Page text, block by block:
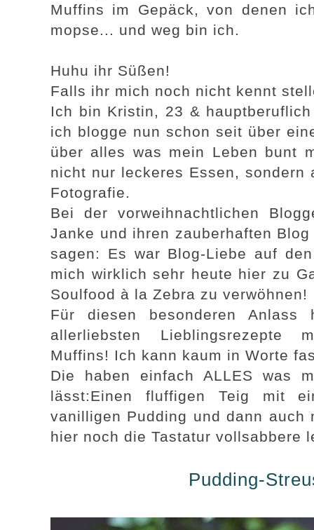
Muffins im Gepäck, von denen
mopse... und weg bin ich.
Huhu ihr Süßen!
Falls ihr mich noch nicht kennt
Ich bin Kristin, 23 &
ich blogge nun schon seit über
über alles was mein Leben bunt
nicht nur leckeres Essen, sondern
Fotografie.
Bei der vorweihnachtlichen
Janke und ihren zauberhaften
sagen: Es war Blog-Liebe auf
mich wirklich sehr heute hier zu
Soulfood à la Zebra zu verwöhnen!
Für diesen besonderen
allerliebsten Lieblingsrezepte
Muffins! Ich kann kaum in Worte
Die haben einfach ALLES was
lässt:Einen fluffigen Teig mit
vanilligen Pudding und dann
hier noch die Tastatur
Pudding-